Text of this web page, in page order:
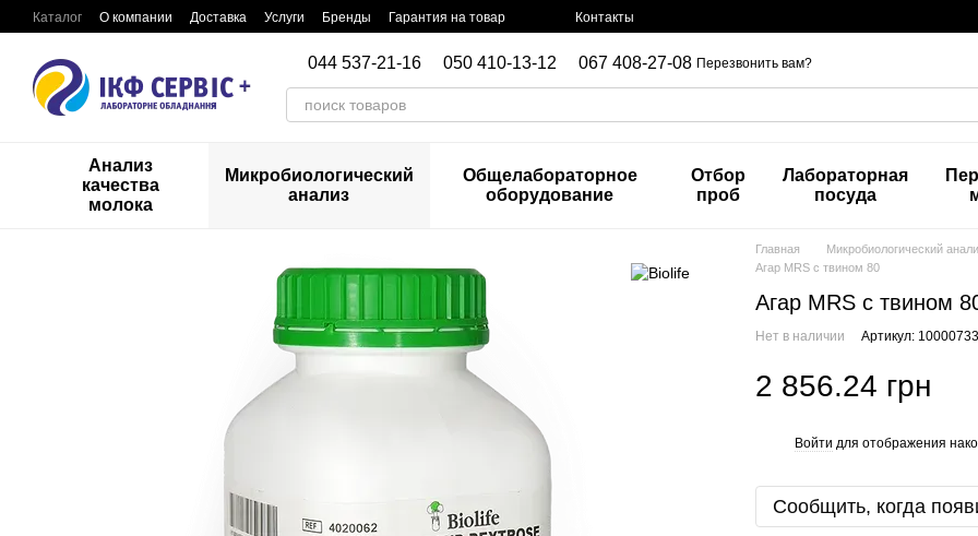
Перейти к основному контенту
Каталог О компании Доставка Услуги Бренды Гарантия на товар Контакты
044 537-21-16 050 410-13-12 067 408-27-08 Перезвонить вам?
Анализ
качества
молока
Микробиологический
анализ
Общелабораторное
оборудование
Отбор
проб
Лабораторная
посуда
Главная Микробиологический
Агар MRS с твином 80
Агар MRS с твином
Нет в наличии Артикул:
2 856.24 грн
Войти для отображения
Сообщить, когда